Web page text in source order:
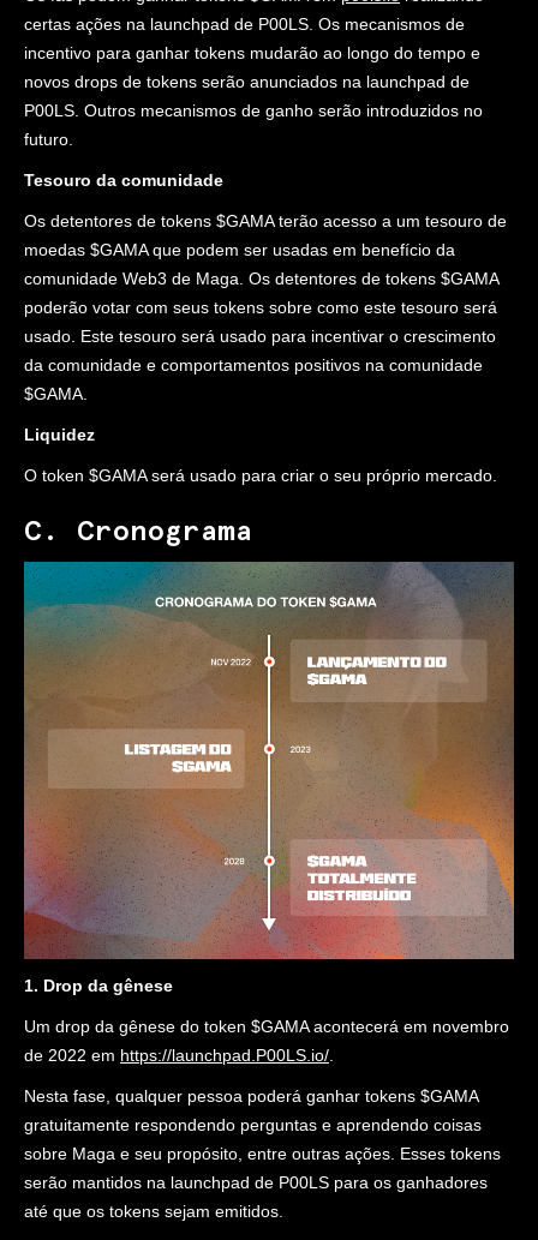
certas ações na launchpad de P00LS. Os mecanismos de
incentivo para ganhar tokens mudarão ao longo do tempo e
novos drops de tokens serão anunciados na launchpad de
P00LS. Outros mecanismos de ganho serão introduzidos no
futuro.
Tesouro da comunidade
Os detentores de tokens $GAMA terão acesso a um tesouro de
moedas $GAMA que podem ser usadas em benefício da
comunidade Web3 de Maga. Os detentores de tokens $GAMA
poderão votar com seus tokens sobre como este tesouro será
usado. Este tesouro será usado para incentivar o crescimento
da comunidade e comportamentos positivos na comunidade
$GAMA.
Liquidez
O token $GAMA será usado para criar o seu próprio mercado.
C. Cronograma
1. Drop da gênese
Um drop da gênese do token $GAMA acontecerá em novembro
de 2022 em https://launchpad.P00LS.io/
Nesta fase, qualquer pessoa poderá ganhar tokens $GAMA
gratuitamente respondendo perguntas e aprendendo coisas
sobre Maga e seu propósito, entre outras ações. Esses tokens
serão mantidos na launchpad de P00LS para os ganhadores
até que os tokens sejam emitidos.